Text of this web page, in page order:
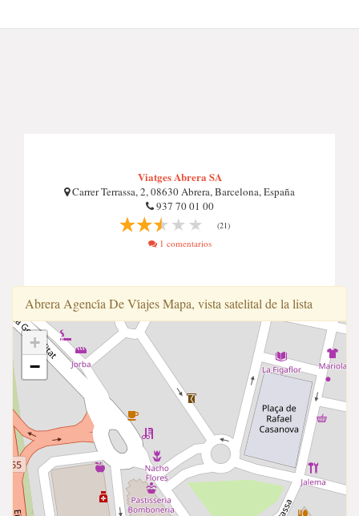
Viatges Abrera SA
Carrer Terrassa, 2, 08630 Abrera, Barcelona, España
937 70 01 00
(21)
1 comentarios
Abrera Agenci̇a De Vi̇ajes Mapa, vista satelital de la lista
+
−